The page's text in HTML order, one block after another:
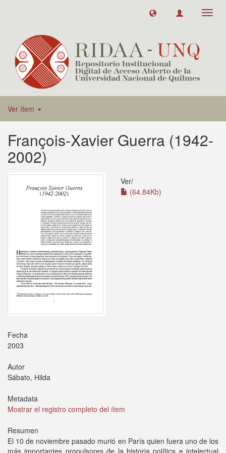
Ver ítem
François-Xavier Guerra (1942-
2002)
Ver/
(64.84Kb)
Fecha
2003
Autor
Sábato, Hilda
Metadata
Mostrar el registro completo del ítem
Resumen
El 10 de noviembre pasado murió en París quien fuera uno de los
más importantes propulsores de la historia política e intelectual